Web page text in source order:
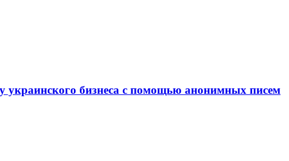
бизнеса с помощью анонимных писем